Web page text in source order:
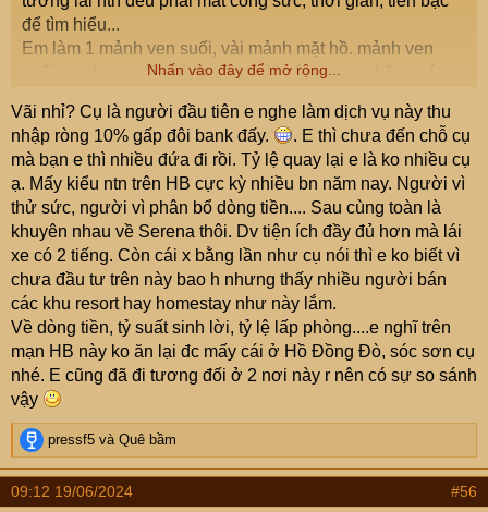
để tìm hiểu...
Em làm 1 mảnh ven suối, vài mảnh mặt hồ. mảnh ven
suối em dựng cái nhà thuê người trông nom chăng sóc,
luôn. Mà thu nhập ròng cũng đc hơn 10%, chưa kể bđs
tăng giá. Mấy mảnh mặt hồ thì giá lên quá khủng khiếp
nên em chưa đầu tư xây dựng. Hiện giờ bđs nghỉ dưỡng
gần HN (loanh quanh 2h lái xe) giá còn tốt thì có Hồ Núi
Cốc, Cấm Sơn em thấy cụ có thể đầu tư, nói thẳng ra là
không có cửa thua, chỉ có x bao nhiêu lần, sau bao nhiêu
lâu thôi.
Nhấn vào đây để mở rộng...
Vãi nhỉ? Cụ là người đầu tiên e nghe làm dịch vụ này thu
nhập ròng 10% gấp đôi bank đấy.
. E thì chưa đến chỗ cụ
mà bạn e thì nhiều đứa đi rồi. Tỷ lệ quay lại e là ko nhiều cụ
ạ. Mấy kiểu ntn trên HB cực kỳ nhiều bn năm nay. Người vì
thử sức, người vì phân bổ dòng tiền.... Sau cùng toàn là
khuyên nhau về Serena thôi. Dv tiện ích đầy đủ hơn mà lái
xe có 2 tiếng. Còn cái x bằng lần như cụ nói thì e ko biết vì
chưa đầu tư trên này bao h nhưng thấy nhiều người bán
các khu resort hay homestay như này lắm.
Về dòng tiền, tỷ suất sinh lời, tỷ lệ lấp phòng....e nghĩ trên
mạn HB này ko ăn lại đc mấy cái ở Hồ Đồng Đò, sóc sơn cụ
nhé. E cũng đã đi tương đối ở 2 nơi này r nên có sự so sánh
vậy
R
e
a
c
pressf5 và Quê bầm
09:12 19/06/2024 #56